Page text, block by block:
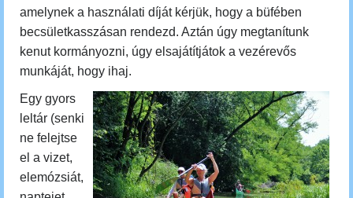
amelynek a használati díját kérjük, hogy a büfében
becsületkasszásan rendezd. Aztán úgy megtanítunk
kenut kormányozni, úgy elsajátítjátok a vezérevős
munkáját, hogy ihaj.
Egy gyors
leltár (senki
ne felejtse
el a vizet,
elemózsiát,